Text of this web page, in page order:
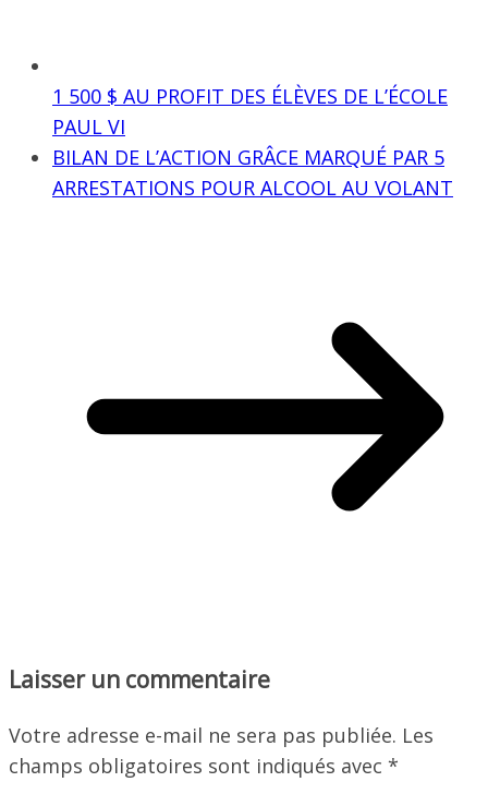
1 500 $ AU PROFIT DES ÉLÈVES DE L’ÉCOLE
PAUL VI
BILAN DE L’ACTION GRÂCE MARQUÉ PAR 5
ARRESTATIONS POUR ALCOOL AU VOLANT
Laisser un commentaire
Votre adresse e-mail ne sera pas publiée. Les
champs obligatoires sont indiqués avec *